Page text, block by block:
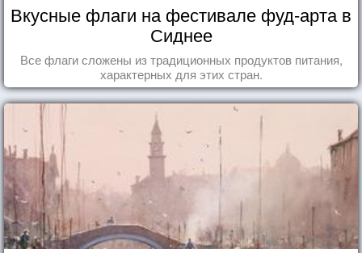
Вкусные флаги на фестивале фуд-арта в
Сиднее
Все флаги сложены из традиционных продуктов питания,
характерных для этих стран.